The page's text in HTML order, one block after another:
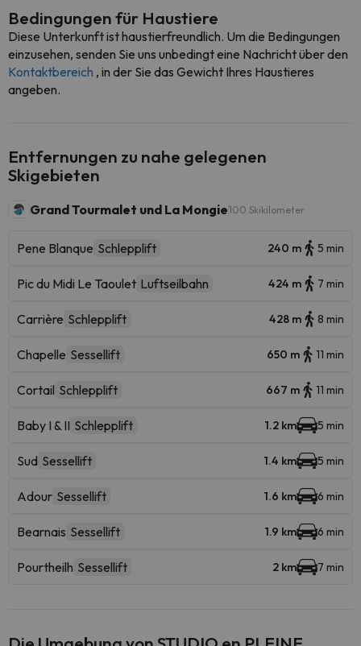
Bedingungen für Haustiere
Diese Unterkunft ist haustierfreundlich. Um die Bedingungen
einzusehen, senden Sie uns unbedingt eine Nachricht über den
Kontaktbereich , in der Sie das Gewicht Ihres Haustieres
angeben.
Entfernungen zu nahe gelegenen
Skigebieten
Grand Tourmalet und La Mongie100 Skikilometer
Pene Blanque Schlepplift 240 m 5 min
Pic du Midi Le Taoulet Luftseilbahn 424 m 7 min
Carrière Schlepplift 428 m 8 min
Chapelle Sessellift 650 m 11 min
Cortail Schlepplift 667 m 11 min
Baby I & II Schlepplift 1.2 km 5 min
Sud Sessellift 1.4 km 5 min
Adour Sessellift 1.6 km 6 min
Bearnais Sessellift 1.9 km 6 min
Pourtheilh Sessellift 2 km 7 min